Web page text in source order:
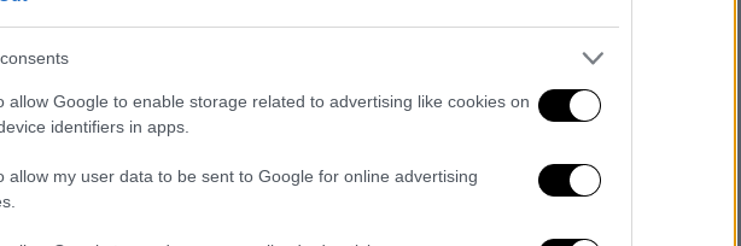
allow Google to enable storage related to advertising like cookies on
identifiers in apps.
allow my user data to be sent to Google for online advertising